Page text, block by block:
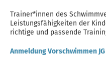
Trainer*innen des
Leistungsfähigkeiten der
richtige und passende
Anmeldung Vorschwimmen